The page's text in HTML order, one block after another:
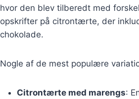
hvor den blev tilberedt med
opskrifter på citrontærte, der
chokolade.
Nogle af de mest populære
Citrontærte med marengs: